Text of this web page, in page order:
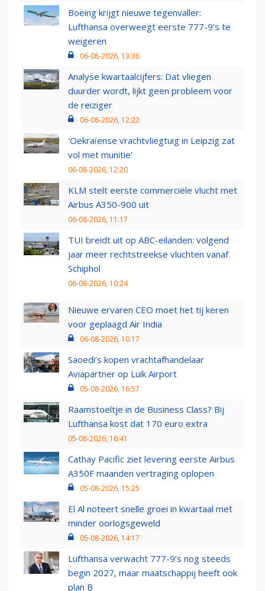
Boeing krijgt nieuwe tegenvaller:
Lufthansa overweegt eerste 777-9’s te
weigeren
06-08-2026, 13:36
Analyse kwartaalcijfers: Dat vliegen
duurder wordt, lijkt geen probleem voor
de reiziger
06-08-2026, 12:22
'Oekraïense vrachtvliegtuig in Leipzig zat
vol met munitie'
06-08-2026, 12:20
KLM stelt eerste commerciële vlucht met
Airbus A350-900 uit
06-08-2026, 11:17
TUI breidt uit op ABC-eilanden: volgend
jaar meer rechtstreekse vluchten vanaf
Schiphol
06-08-2026, 10:24
Nieuwe ervaren CEO moet het tij keren
voor geplaagd Air India
06-08-2026, 10:17
Saoedi’s kopen vrachtafhandelaar
Aviapartner op Luik Airport
05-08-2026, 16:57
Raamstoeltje in de Business Class? Bij
Lufthansa kost dat 170 euro extra
05-08-2026, 16:41
Cathay Pacific ziet levering eerste Airbus
A350F maanden vertraging oplopen
05-08-2026, 15:25
El Al noteert snelle groei in kwartaal met
minder oorlogsgeweld
05-08-2026, 14:17
Lufthansa verwacht 777-9’s nog steeds
begin 2027, maar maatschappij heeft ook
plan B